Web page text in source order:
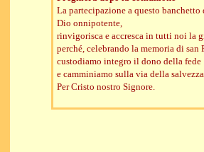
La partecipazione a questo banchetto
Dio onnipotente,
rinvigorisca e accresca in tutti noi la
perché, celebrando la memoria di san
custodiamo integro il dono della fede
e camminiamo sulla via della
Per Cristo nostro Signore.